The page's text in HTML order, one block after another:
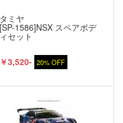
タミヤ
[SP-1586]NSX スペアボデ
ィセット
￥3,520- 20% OFF